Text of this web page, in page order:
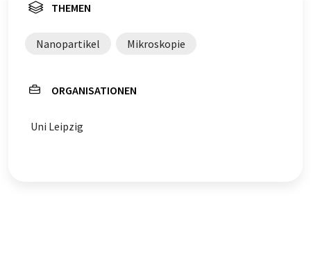
THEMEN
Nanopartikel Mikroskopie
ORGANISATIONEN
Uni Leipzig